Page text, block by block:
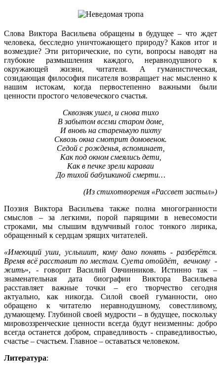
Слова Виктора Васильева обращены в будущее – что ждет
человека, бесследно уничтожающего природу? Каков итог и
возмездие? Эти риторические, по сути, вопросы наводят на
глубокие размышления каждого, неравнодушного к
окружающей жизни, читателя. А гуманистическая,
созидающая философия писателя возвращает нас мысленно к
нашим истокам, когда первостепенно важными были
ценности простого человеческого счастья.
Сквозняк ушел, и снова тихо
В забытом всеми старом доме,
И вновь на старенькую пихту
Сквозь окна смотрит домовенок.
Седой с рожденья, вспоминает,
Как под окном смеялись дети,
Как в печке зрели караваи
До тихой бабушкиной смерти…
(Из стихотворения «Рассвет застыл»)
Поэзия Виктора Васильева также полна многогранности
смыслов – за легкими, порой парящими в невесомости
строками, мы слышим вдумчивый голос тонкого лирика,
обращенный к сердцам зрящих читателей.
«Имеющий уши, услышит, кому дано понять - разберётся.
Время всё расставит по местам. Суета отойдёт, вечному -
жить», - говорит Василий Овчинников. Истинно так –
знаменательная дата биографии Виктора Васильева
расставляет важные точки – его творчество сегодня
актуально, как никогда. Силой своей гуманности, оно
обращено к читателю неравнодушному, совестливому,
думающему. Глубиной своей мудрости – в будущее, поскольку
мировоззренческие ценности всегда будут неизменны: добро
всегда останется добром, справедливость - справедливостью,
счастье – счастьем. Главное – оставаться человеком.
Литература: